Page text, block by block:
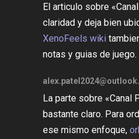
El articulo sobre
claridad y deja bien
XenoFeels wiki
notas y guias de juego.
La parte sobre «Canal
bastante claro. Para
ese mismo enfoque,